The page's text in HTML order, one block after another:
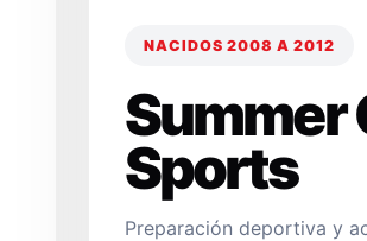
NACIDOS 2008 A 2012
Summer
Sports
Preparación deportiva y